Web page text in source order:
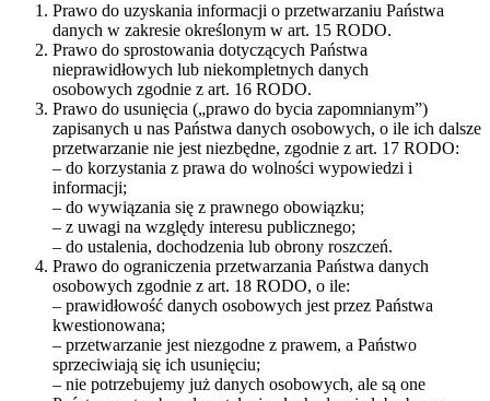
Prawo do uzyskania informacji o przetwarzaniu Państwa
danych w zakresie określonym w art. 15 RODO.
Prawo do sprostowania dotyczących Państwa
nieprawidłowych lub niekompletnych danych
osobowych zgodnie z art. 16 RODO.
Prawo do usunięcia („prawo do bycia zapomnianym”)
zapisanych u nas Państwa danych osobowych, o ile ich dalsze
przetwarzanie nie jest niezbędne, zgodnie z art. 17 RODO:
– do korzystania z prawa do wolności wypowiedzi i
informacji;
– do wywiązania się z prawnego obowiązku;
– z uwagi na względy interesu publicznego;
– do ustalenia, dochodzenia lub obrony roszczeń.
Prawo do ograniczenia przetwarzania Państwa danych
osobowych zgodnie z art. 18 RODO, o ile:
– prawidłowość danych osobowych jest przez Państwa
kwestionowana;
– przetwarzanie jest niezgodne z prawem, a Państwo
sprzeciwiają się ich usunięciu;
– nie potrzebujemy już danych osobowych, ale są one